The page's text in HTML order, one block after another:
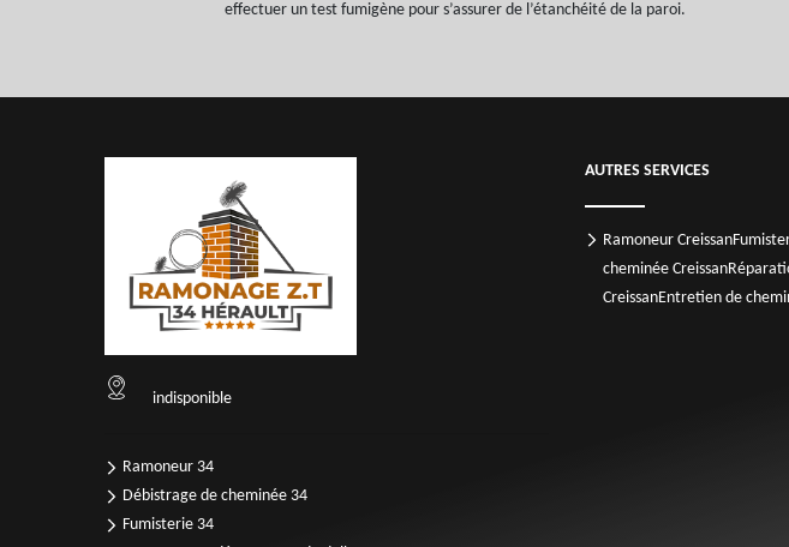
effectuer un test fumigène pour s’assurer de l’étanchéité de la paroi.
indisponible
Ramoneur 34
Débistrage de cheminée 34
Fumisterie 34
AUTRES SERVICES
Ramoneur Creissan
cheminée Creissan
CreissanEntretien de